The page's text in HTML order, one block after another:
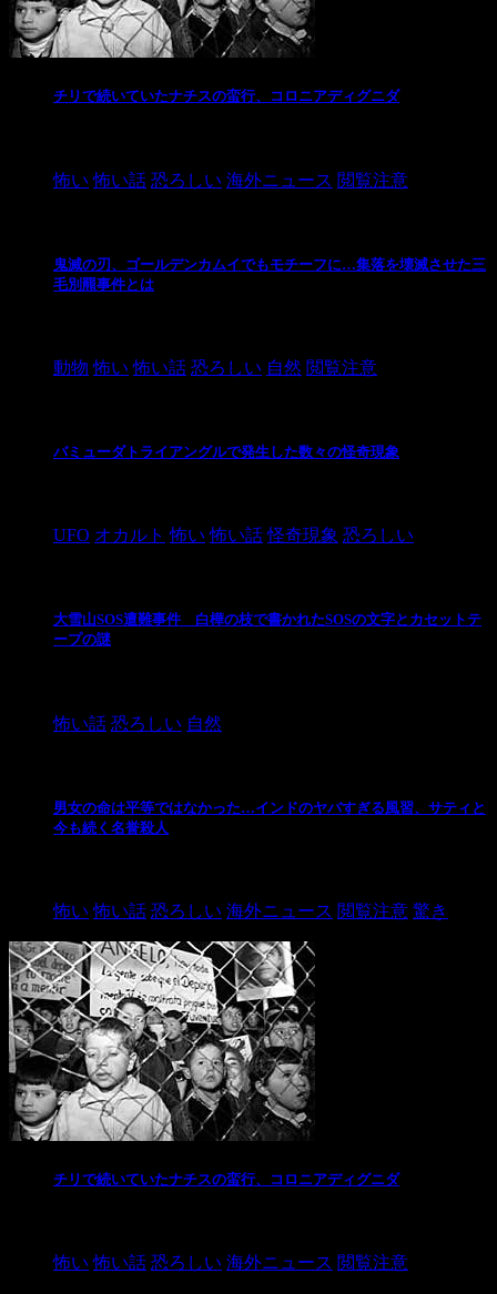
チリで続いていたナチスの蛮行、コロニアディグニダ
怖い 怖い話 恐ろしい 海外ニュース 閲覧注意
鬼滅の刃、ゴールデンカムイでもモチーフに…集落を壊滅させた三
毛別羆事件とは
動物 怖い 怖い話 恐ろしい 自然 閲覧注意
バミューダトライアングルで発生した数々の怪奇現象
UFO オカルト 怖い 怖い話 怪奇現象 恐ろしい
大雪山SOS遭難事件 白樺の枝で書かれたSOSの文字とカセットテ
ープの謎
怖い話 恐ろしい 自然
男女の命は平等ではなかった…インドのヤバすぎる風習、サティと
今も続く名誉殺人
怖い 怖い話 恐ろしい 海外ニュース 閲覧注意 驚き
チリで続いていたナチスの蛮行、コロニアディグニダ
怖い 怖い話 恐ろしい 海外ニュース 閲覧注意